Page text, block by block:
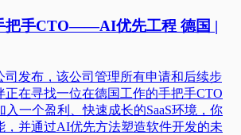
把手CTO——AI优先工程 德国 |
司发布，该公司管理所有申请和后续步
正在寻找一位在德国工作的手把手CTO
一个盈利、快速成长的SaaS环境，你
，并通过AI优先方法塑造软件开发的未